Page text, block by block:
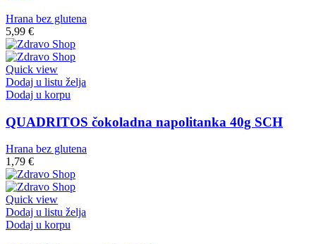
Hrana bez glutena
5,99 €
Quick view
Dodaj u listu želja
Dodaj u korpu
QUADRITOS čokoladna napolitanka 40g SCH
Hrana bez glutena
1,79 €
Quick view
Dodaj u listu želja
Dodaj u korpu